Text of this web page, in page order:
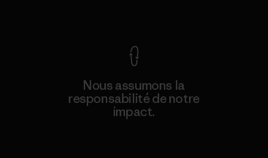
Nous assumons la
responsabilité de notre
impact.